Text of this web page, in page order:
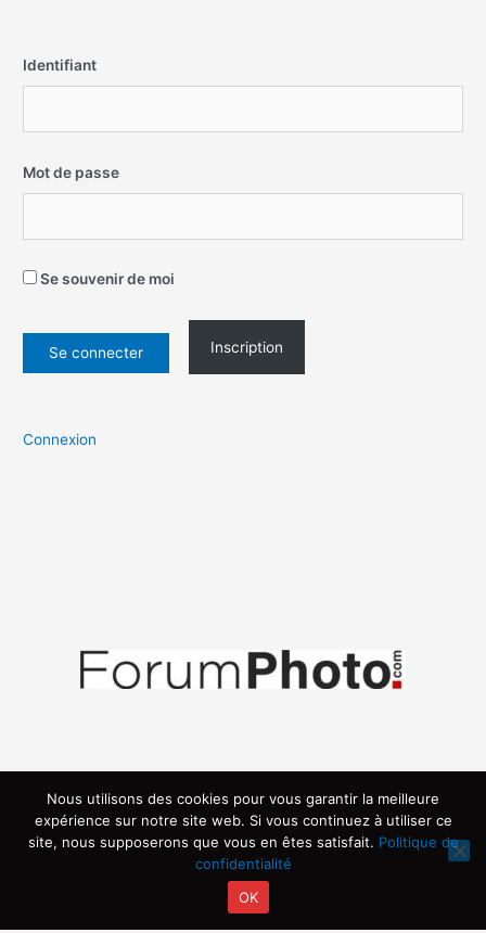
Identifiant
Mot de passe
Se souvenir de moi
Inscription
Connexion
Copyright © 2026 | Propulsé par ARVIA
Nous utilisons des cookies pour vous garantir la meilleure
expérience sur notre site web. Si vous continuez à utiliser ce
site, nous supposerons que vous en êtes satisfait. Politique de
confidentialité
OK